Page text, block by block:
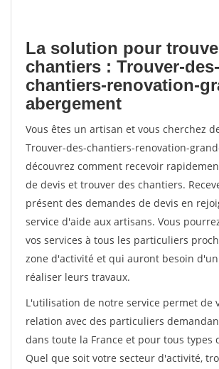
La solution pour
chantiers : Trouver-des-
chantiers-renovation-
abergement
Vous êtes un artisan et vous cherchez
Trouver-des-chantiers-renovation-
découvrez comment recevoir
de devis et trouver des chantiers.
présent des demandes de devis en
service d'aide aux artisans. Vous
vos services à tous les particuliers
zone d'activité et qui auront besoin
réaliser leurs travaux.
L'utilisation de notre service permet de
relation avec des particuliers
dans toute la France et pour tous types
Quel que soit votre secteur d'activité,